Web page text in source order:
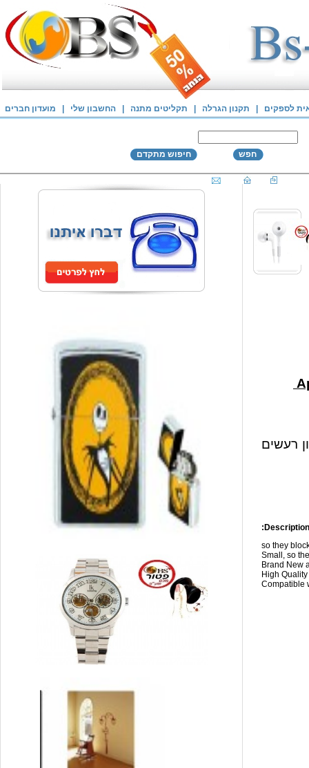
לספקים תקנון הגרלה תקליטים מתנה החשבון שלי מועדון חברים
חפש חיפוש מתקדם
רעשים
so they
Small, so
Brand New
High
Compatible